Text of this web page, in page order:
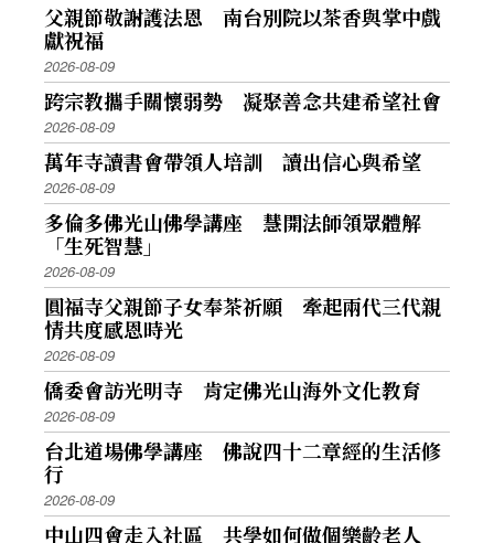
父親節敬謝護法恩 南台別院以茶香與掌中戲
獻祝福
2026-08-09
跨宗教攜手關懷弱勢 凝聚善念共建希望社會
2026-08-09
萬年寺讀書會帶領人培訓 讀出信心與希望
2026-08-09
多倫多佛光山佛學講座 慧開法師領眾體解
「生死智慧」
2026-08-09
圓福寺父親節子女奉茶祈願 牽起兩代三代親
情共度感恩時光
2026-08-09
僑委會訪光明寺 肯定佛光山海外文化教育
2026-08-09
台北道場佛學講座 佛說四十二章經的生活修
行
2026-08-09
中山四會走入社區 共學如何做個樂齡老人